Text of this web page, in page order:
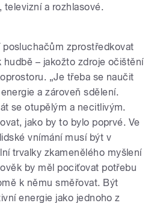
a rozhlasové.
posluchačům zprostředkovat
– jakožto zdroje očištění
„Je třeba se naučit
a zároveň sdělení.
se otupělým a necitlivým.
jako by to bylo poprvé. Ve
vnímání musí být v
trvalky zkamenělého myšlení
by měl pociťovat potřebu
k němu směřovat. Být
energie jako jednoho z